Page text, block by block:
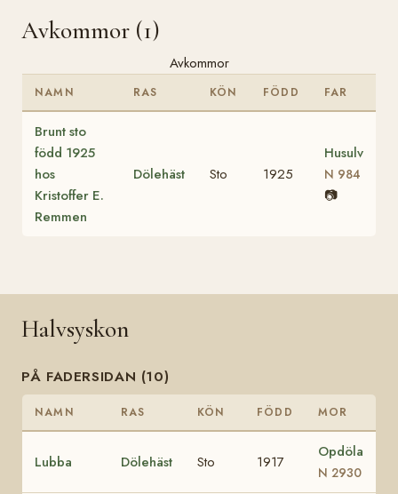
Avkommor (1)
Avkommor
NAMN RAS KÖN FÖDD FAR
Brunt sto
född 1925
hos
Kristoffer E.
Remmen
Dölehäst Sto 1925
Husulv
N 984
📷
Halvsyskon
PÅ FADERSIDAN (10)
NAMN RAS KÖN FÖDD MOR
Lubba Dölehäst Sto 1917
Opdöla
N 2930